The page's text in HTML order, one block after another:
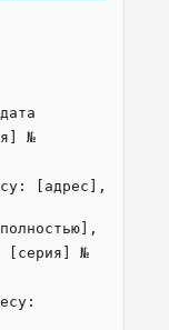
№
[адрес],
[серия] №